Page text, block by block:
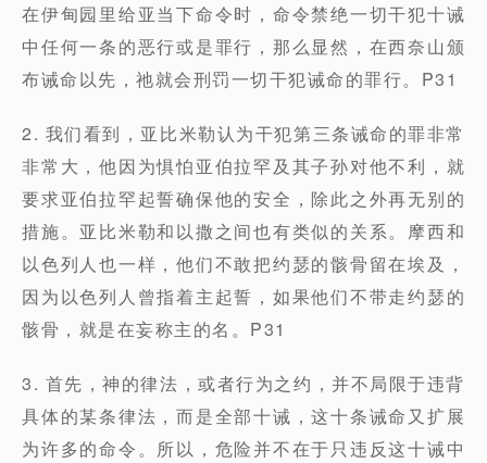
在伊甸园里给亚当下命令时，命令禁绝一切干犯十诫
中任何一条的恶行或是罪行，那么显然，在西奈山颁
布诫命以先，祂就会刑罚一切干犯诫命的罪行。P31
2. 我们看到，亚比米勒认为干犯第三条诫命的罪非常
非常大，他因为惧怕亚伯拉罕及其子孙对他不利，就
要求亚伯拉罕起誓确保他的安全，除此之外再无别的
措施。亚比米勒和以撒之间也有类似的关系。摩西和
以色列人也一样，他们不敢把约瑟的骸骨留在埃及，
因为以色列人曾指着主起誓，如果他们不带走约瑟的
骸骨，就是在妄称主的名。P31
3. 首先，神的律法，或者行为之约，并不局限于违背
具体的某条律法，而是全部十诫，这十条诫命又扩展
为许多的命令。所以，危险并不在于只违反这十诫中